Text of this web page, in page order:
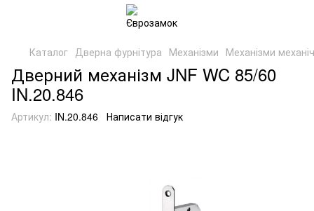
Каталог Дверна фурнітура Механізми Механізми
Дверний механізм JNF WC 85/60
IN.20.846
Артикул: IN.20.846 Написати відгук